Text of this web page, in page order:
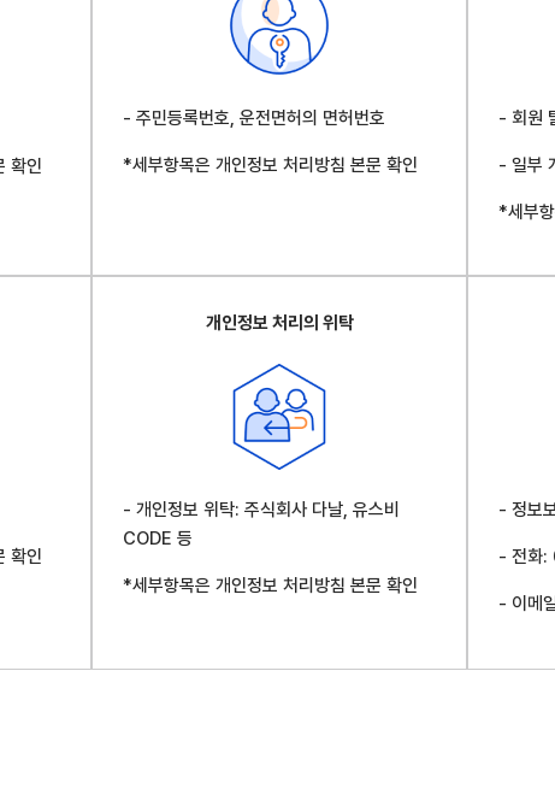
확인
- 주민등록번호, 운전면허의 면허번호
*세부항목은 개인정보 처리방침 본문 확인
- 회원
- 일부
*세부
확인
개인정보 처리의 위탁
- 개인정보 위탁: 주식회사 다날, 유스비
CODE 등
*세부항목은 개인정보 처리방침 본문 확인
- 정보
- 전화
- 이메